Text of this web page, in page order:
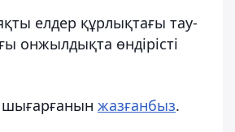
елдер құрлықтағы тау-
онжылдықта өндірісті
шығарғанын жазғанбыз.